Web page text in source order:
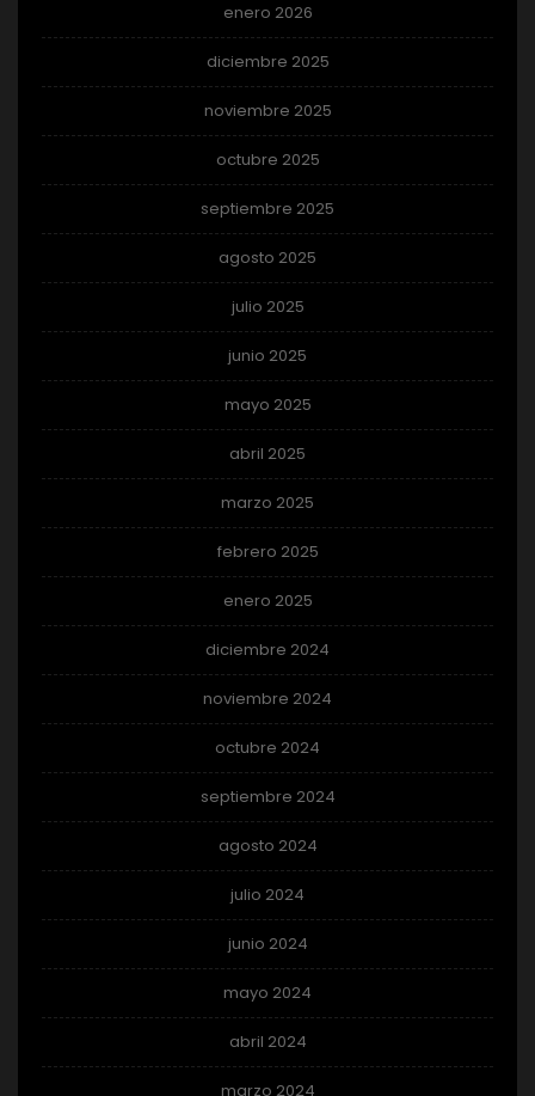
enero 2026
diciembre 2025
noviembre 2025
octubre 2025
septiembre 2025
agosto 2025
julio 2025
junio 2025
mayo 2025
abril 2025
marzo 2025
febrero 2025
enero 2025
diciembre 2024
noviembre 2024
octubre 2024
septiembre 2024
agosto 2024
julio 2024
junio 2024
mayo 2024
abril 2024
marzo 2024